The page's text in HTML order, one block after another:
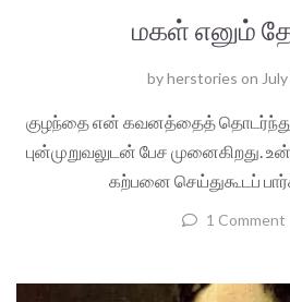
மகள் எனும்
byherstories on
குழந்தை என் கவனத்தைத் தொடர்ந்து
புன்முறுவலுடன் பேச
கற்பனை செய்துகூடப்
1 Comment